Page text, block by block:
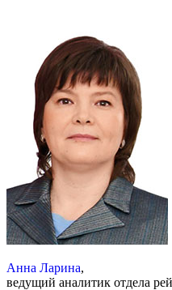
Анна Ларина,
ведущий аналитик отдела